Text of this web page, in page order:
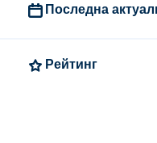
Последна
Рейтинг